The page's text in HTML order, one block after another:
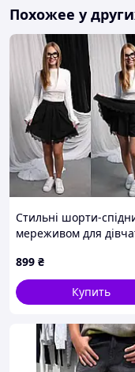
Похожее у
Стильні шорти-
мереживом для
899 ₴
Купить